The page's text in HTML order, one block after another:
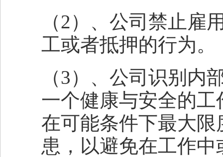
（2）、公司禁止雇
工或者抵押的行为。
（3）、公司识别内
一个健康与安全的
在可能条件下最大
患，以避免在工作